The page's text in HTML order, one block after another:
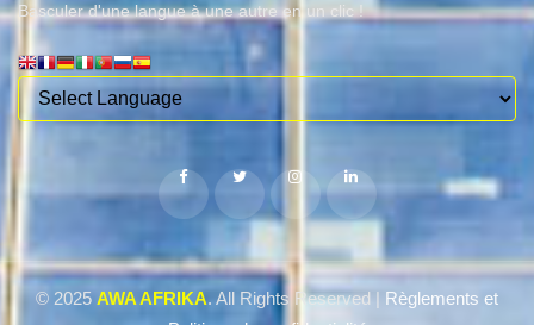
Basculer d'une langue à une autre en un clic !
© 2025 AWA AFRIKA. All Rights Reserved | Règlements et